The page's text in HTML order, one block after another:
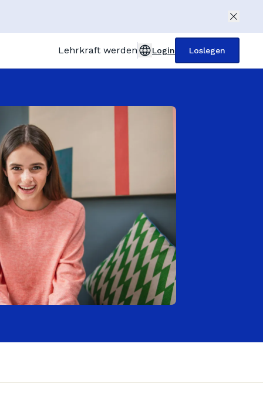
Lehrkraft werden
Österreich (Deutsch)
France (Français)
Italia (Italiano)
España (Español)
Türkiye (Türkçe)
Polska (Polski)
Nederland (Dutch)
Ελλάδα (Ελληνικά)
Login Loslegen